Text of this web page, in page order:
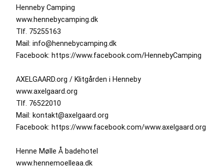
Henneby Camping
www.hennebycamping.dk
Tlf. 75255163
Mail: info@hennebycamping.dk
Facebook: https://www.facebook.com/HennebyCamping
AXELGAARD.org / Klitgården i Henneby
www.axelgaard.org
Tlf. 76522010
Mail: kontakt@axelgaard.org
Facebook: https://www.facebook.com/www.axelgaard.org
Henne Mølle Å badehotel
www.hennemoelleaa.dk